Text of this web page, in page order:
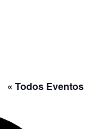
« Todos Eventos